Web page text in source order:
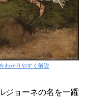
わかりやすく解説
ジョーネの名を一躍